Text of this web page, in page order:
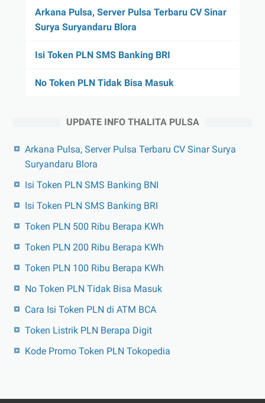
Arkana Pulsa, Server Pulsa Terbaru CV Sinar
Surya Suryandaru Blora
Isi Token PLN SMS Banking BRI
No Token PLN Tidak Bisa Masuk
UPDATE INFO THALITA PULSA
Arkana Pulsa, Server Pulsa Terbaru CV Sinar Surya
Suryandaru Blora
Isi Token PLN SMS Banking BNI
Isi Token PLN SMS Banking BRI
Token PLN 500 Ribu Berapa KWh
Token PLN 200 Ribu Berapa KWh
Token PLN 100 Ribu Berapa KWh
No Token PLN Tidak Bisa Masuk
Cara Isi Token PLN di ATM BCA
Token Listrik PLN Berapa Digit
Kode Promo Token PLN Tokopedia